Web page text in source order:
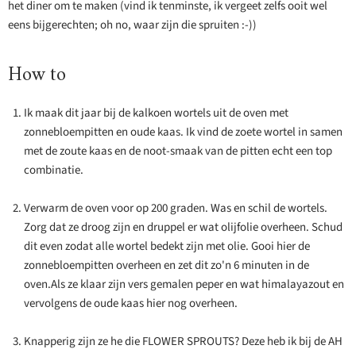
het diner om te maken (vind ik tenminste, ik vergeet zelfs ooit wel
eens bijgerechten; oh no, waar zijn die spruiten :-))
How to
Ik maak dit jaar bij de kalkoen wortels uit de oven met
zonnebloempitten en oude kaas. Ik vind de zoete wortel in samen
met de zoute kaas en de noot-smaak van de pitten echt een top
combinatie.
Verwarm de oven voor op 200 graden. Was en schil de wortels.
Zorg dat ze droog zijn en druppel er wat olijfolie overheen. Schud
dit even zodat alle wortel bedekt zijn met olie. Gooi hier de
zonnebloempitten overheen en zet dit zo'n 6 minuten in de
oven.Als ze klaar zijn vers gemalen peper en wat himalayazout en
vervolgens de oude kaas hier nog overheen.
Knapperig zijn ze he die FLOWER SPROUTS? Deze heb ik bij de AH